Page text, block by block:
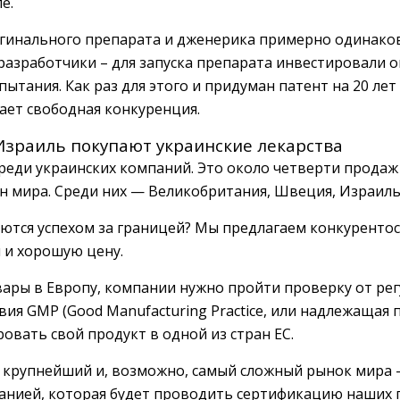
препарата и дженерика примерно
– для запуска препарата инвестировали
Как раз для этого и придуман патент на 20
свободная конкуренция.
покупают украинские лекарства
украинских компаний. Это около четверти
мира. Среди них — Великобритания, Швеция,
успехом за границей? Мы предлагаем
и хорошую цену.
в Европу, компании нужно пройти проверку от
GMP (Good Manufacturing Practice, или
свой продукт в одной из стран ЕС.
и, возможно, самый сложный рынок
которая будет проводить сертификацию